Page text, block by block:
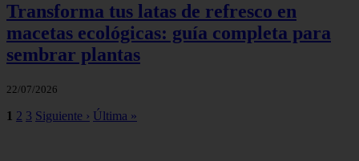
Transforma tus latas de refresco en
macetas ecológicas: guía completa para
sembrar plantas
22/07/2026
1 2 3 Siguiente › Última »